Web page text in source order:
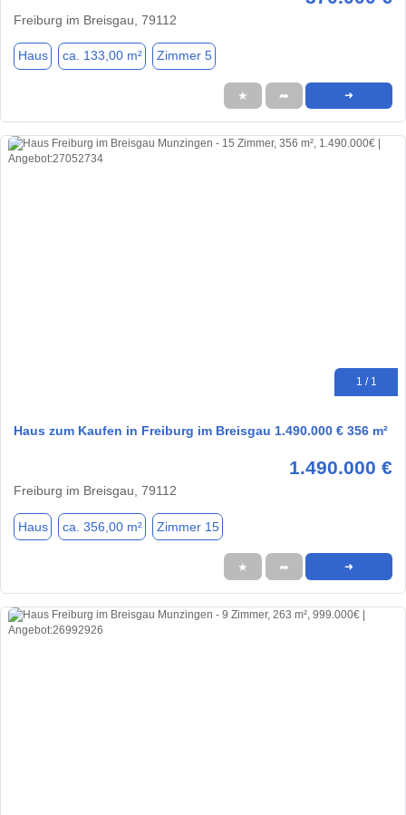
Freiburg im Breisgau, 79112
Haus ca. 133,00 m² Zimmer 5
★ ➦ ➜
1 / 1
Haus zum Kaufen in Freiburg im Breisgau 1.490.000 € 356 m²
1.490.000 €
Freiburg im Breisgau, 79112
Haus ca. 356,00 m² Zimmer 15
★ ➦ ➜